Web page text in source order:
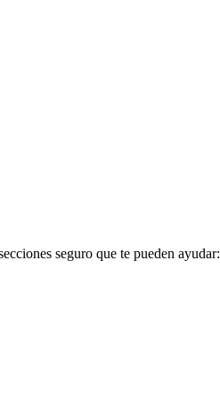
seguro que te pueden ayudar: